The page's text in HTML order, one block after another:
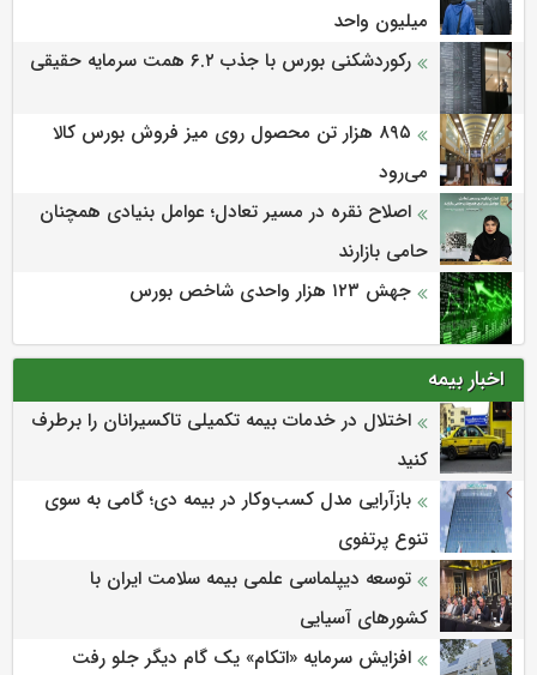
میلیون واحد
رکوردشکنی بورس با جذب ۶.۲ همت سرمایه حقیقی
۸۹۵ هزار تن محصول روی میز فروش بورس کالا
می‌‌رود
اصلاح نقره در مسیر تعادل؛ عوامل بنیادی همچنان
حامی بازارند
جهش ۱۲۳ هزار واحدی شاخص بورس
اخبار بیمه
اختلال در خدمات بیمه تکمیلی تاکسیرانان را برطرف
کنید
بازآرایی مدل کسب‌وکار در بیمه دی؛ گامی به سوی
تنوع پرتفوی
توسعه دیپلماسی علمی بیمه سلامت ایران با
کشورهای آسیایی
افزایش سرمایه «اتکام» یک گام دیگر جلو رفت